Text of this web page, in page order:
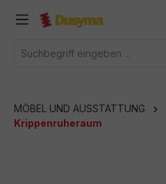
springen
MÖBEL UND AUSSTATTUNG
Krippenruheraum